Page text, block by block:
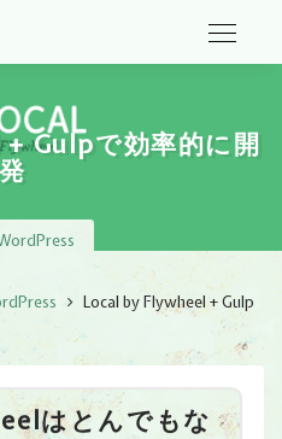
Gulpで効率的に開
発
Local by Flywheel + Gulp
はとんでもな